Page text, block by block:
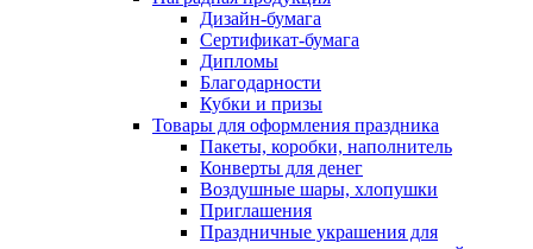
Дизайн-бумага
Сертификат-бумага
Дипломы
Благодарности
Кубки и призы
Товары для оформления праздника
Пакеты, коробки, наполнитель
Конверты для денег
Воздушные шары, хлопушки
Приглашения
Праздничные украшения для